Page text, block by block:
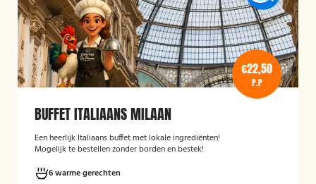
€22,50
P.P
BUFFET ITALIAANS MILAAN
Een heerlijk Italiaans buffet met lokale ingrediënten!
Mogelijk te bestellen zonder borden en bestek!
6 warme gerechten